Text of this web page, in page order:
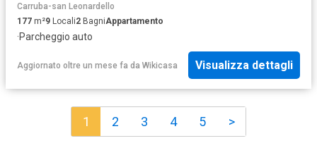
Carruba-san Leonardello
177 m²9 Locali2 BagniAppartamento
·Parcheggio auto
Aggiornato oltre un mese fa da Wikicasa Visualizza dettagli
1 2 3 4 5 >